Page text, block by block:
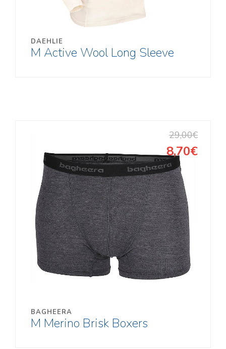
DAEHLIE
M Active Wool Long Sleeve
BAGHEERA
M Merino Brisk Boxers
29,00€
8,70€